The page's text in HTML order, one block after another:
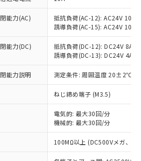
能力(AC)
抵抗負荷(AC-12): AC24V 10A/
誘導負荷(AC-15): AC24V
能力(DC)
抵抗負荷(DC-12): DC24V 8A/
誘導負荷(DC-13): DC24V 4A/
能力説明 測定条件: 周囲温度 20±2℃、
ねじ締め端子 (M3.5)
電気的: 最大30回/分
機械的: 最大30回/分
100MΩ以上 (DC500Vメガ、点
件
お読みいただき、同意のうえ
い。
スは、当社制御機器事業取扱
社在庫状況および標準価格
提供させていただくもので
機器事業取扱商品の中には、
スの対象外となる商品もある
した製品が提供可能な商品で
RoHS指令（10物質）の非含
製品に切り替える予定のある
：EU RoHS指令（10物質）の
応の商品で、対応品を出す予
EU RoHS指令（10物質）の
状況を調査中または確認中の
イセンス料など無形物で、有
関係のない商品です。
により、非含有部品として
含有品と判明した場合などや
均質材料含有率が中国RoHSの
あることを示します。
質材料含有率が中国RoHSの
ていることを示します。
これら貴社製品のうち、外国